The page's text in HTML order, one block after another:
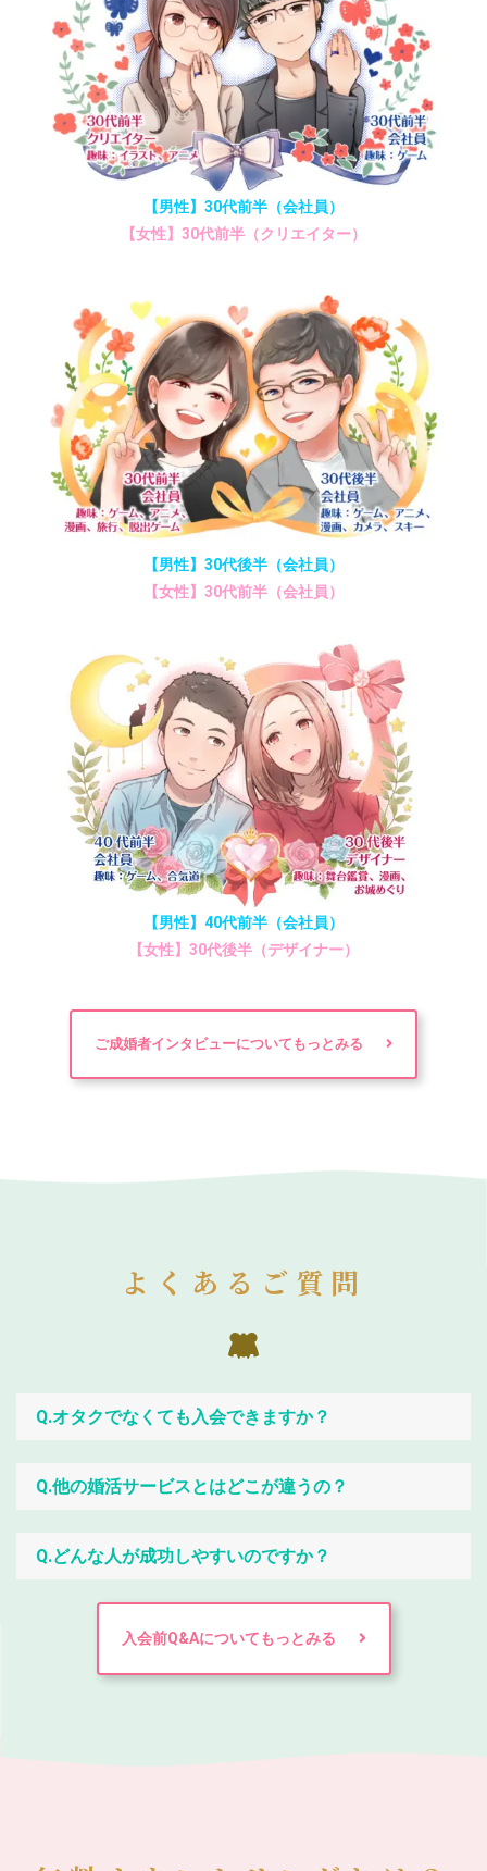
【男性】30代前半（会社員）
【女性】30代前半（クリエイター）
【男性】30代後半（会社員）
【女性】30代前半（会社員）
【男性】40代前半（会社員）
【女性】30代後半（デザイナー）
ご成婚者インタビューについてもっとみる
よくあるご質問
Q.オタクでなくても入会できますか？
Q.他の婚活サービスとはどこが違うの？
Q.どんな人が成功しやすいのですか？
入会前Q&Aについてもっとみる